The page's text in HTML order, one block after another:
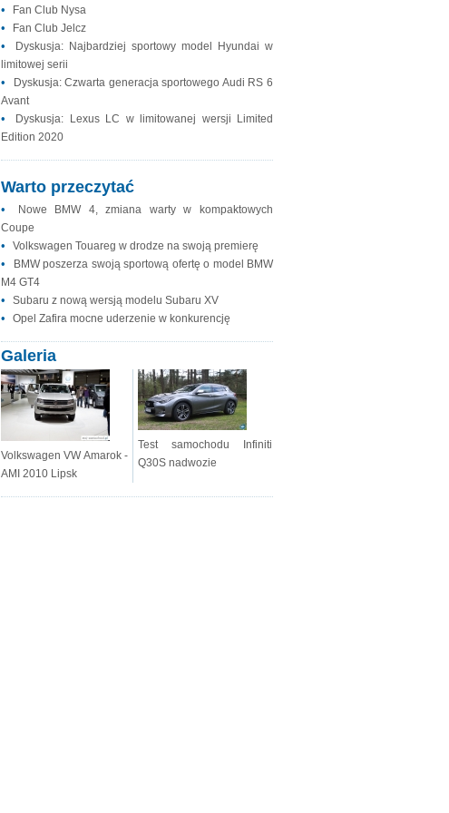
• Fan Club Nysa
• Fan Club Jelcz
•
Dyskusja: Najbardziej sportowy model Hyundai w
limitowej serii
•
Dyskusja: Czwarta generacja sportowego Audi RS 6
Avant
•
Dyskusja: Lexus LC w limitowanej wersji Limited
Edition 2020
Warto przeczytać
•
Nowe BMW 4, zmiana warty w kompaktowych
Coupe
• Volkswagen Touareg w drodze na swoją premierę
•
BMW poszerza swoją sportową ofertę o model BMW
M4 GT4
• Subaru z nową wersją modelu Subaru XV
• Opel Zafira mocne uderzenie w konkurencję
Galeria
Volkswagen VW Amarok -
AMI 2010 Lipsk
Test samochodu Infiniti
Q30S nadwozie